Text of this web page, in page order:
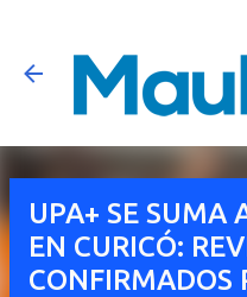
Ir al
UPA+ SE SUMA
EN CURICÓ:
CONFIRMADOS